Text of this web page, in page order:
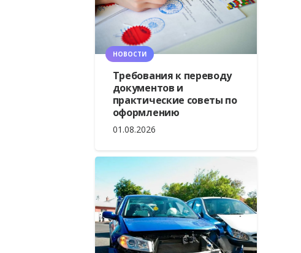
НОВОСТИ
Требования к переводу
документов и
практические советы по
оформлению
01.08.2026